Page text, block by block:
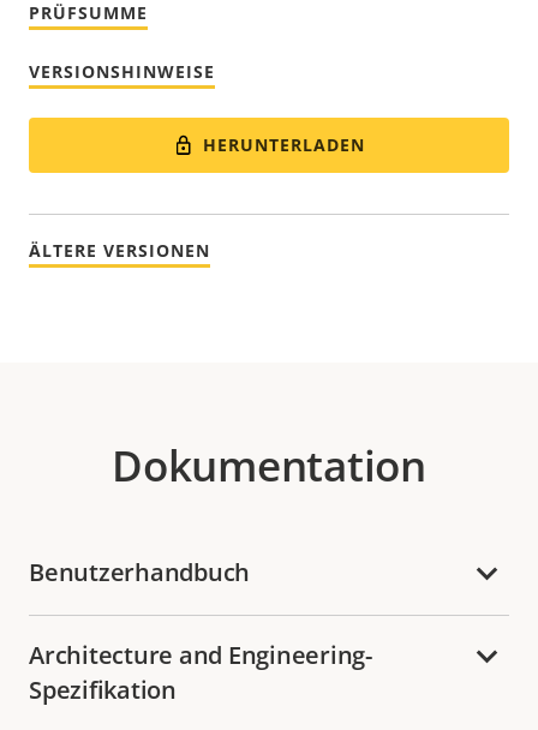
PRÜFSUMME
VERSIONSHINWEISE
HERUNTERLADEN
ÄLTERE VERSIONEN
Dokumentation
Benutzerhandbuch
Architecture and Engineering-
Spezifikation